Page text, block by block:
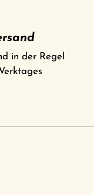
in der Regel